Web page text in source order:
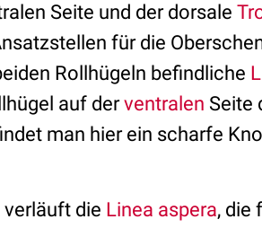
Seite und der dorsale
für die
Rollhügeln befindliche
auf derventralen Seite
man hier ein scharfe
die Linea aspera, die